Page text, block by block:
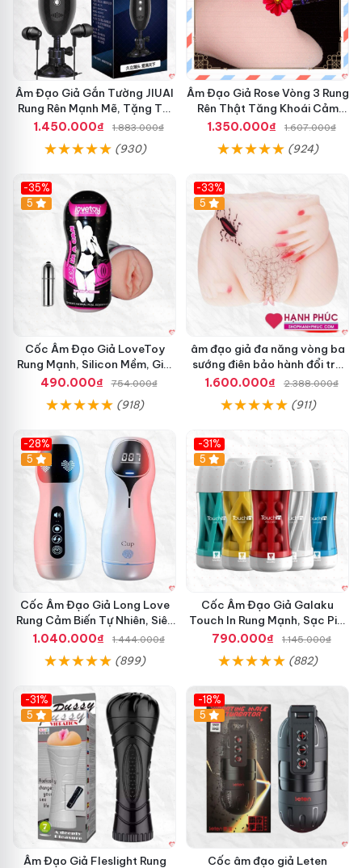
Âm Đạo Giả Gắn Tường JIUAI
Rung Rên Mạnh Mẽ, Tặng Tai
Nghe
1.450.000₫ 1.883.000₫
(930)
Âm Đạo Giả Rose Vòng 3 Rung
Rên Thật Tăng Khoái Cảm
Nam
1.350.000₫ 1.607.000₫
(924)
-35%
5
Cốc Âm Đạo Giả LoveToy
Rung Mạnh, Silicon Mềm, Giải
Tỏa Sinh Lý
490.000₫ 754.000₫
(918)
-33%
5
âm đạo giả đa năng vòng ba
sướng điên bảo hành đổi trả
nhanh
1.600.000₫ 2.388.000₫
(911)
-28%
5
Cốc Âm Đạo Giả Long Love
Rung Cảm Biến Tự Nhiên, Siêu
Thật, Sướng
1.040.000₫ 1.444.000₫
(899)
-31%
Hot
5
Cốc Âm Đạo Giả Galaku
Touch In Rung Mạnh, Sạc Pin,
Silicon Mềm
790.000₫ 1.145.000₫
(882)
-31%
5
Âm Đạo Giả Fleslight Rung
-18%
5
Cốc âm đạo giả Leten